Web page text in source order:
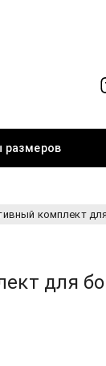
размеров
комплект
для